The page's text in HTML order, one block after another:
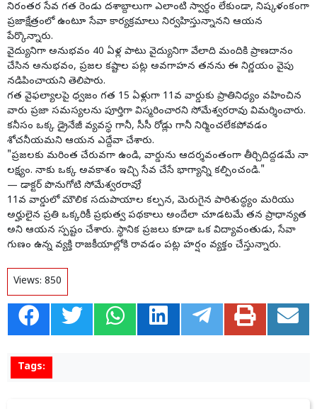
నిరంతర సేవ గత రెండు దశాబ్దాలుగా ఎలాంటి స్వార్థం లేకుండా, నిష్కళంకంగా
ప్రజాక్షేత్రంలో ఉంటూ సేవా కార్యక్రమాలు నిర్వహిస్తున్నానని ఆయన
పేర్కొన్నారు.
వైద్యునిగా అనుభవం 40 ఏళ్ల పాటు వైద్యునిగా వేలాది మందికి ప్రాణదానం
చేసిన అనుభవం, ప్రజల కష్టాల పట్ల అవగాహన తనను ఈ నిర్ణయం వైపు
నడిపించాయని తెలిపారు.
గత వైఫల్యాలపై ధ్వజం గత 15 ఏళ్లుగా 11వ వార్డుకు ప్రాతినిధ్యం వహించిన
వారు ప్రజా సమస్యలను పూర్తిగా విస్మరించారని సోమేశ్వరరావు విమర్శించారు.
కనీసం ఒక్క డ్రైనేజీ వ్యవస్థ గానీ, సీసీ రోడ్లు గానీ నిర్మించలేకపోవడం
శోచనీయమని ఆయన ఎద్దేవా చేశారు.
"ప్రజలకు మరింత చేరువగా ఉండి, వార్డును ఆదర్శవంతంగా తీర్చిదిద్దడమే నా
లక్ష్యం. నాకు ఒక్క అవకాశం ఇచ్చి సేవ చేసే భాగ్యాన్ని కల్పించండి."
— డాక్టర్ పొనుగోటి సోమేశ్వరరావుే
11వ వార్డులో మౌలిక సదుపాయాల కల్పన, మెరుగైన పారిశుద్ధ్యం మరియు
అర్హులైన ప్రతి ఒక్కరికీ ప్రభుత్వ పథకాలు అందేలా చూడటమే తన ప్రాధాన్యత
అని ఆయన స్పష్టం చేశారు. స్థానిక ప్రజలు కూడా ఒక విద్యావంతుడు, సేవా
గుణం ఉన్న వ్యక్తి రాజకీయాల్లోకి రావడం పట్ల హర్షం వ్యక్తం చేస్తున్నారు.
Views: 850
Tags: